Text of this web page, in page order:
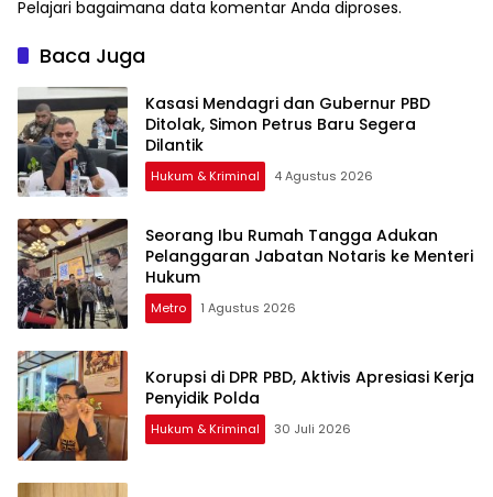
Pelajari bagaimana data komentar Anda diproses.
Baca Juga
Kasasi Mendagri dan Gubernur PBD
Ditolak, Simon Petrus Baru Segera
Dilantik
Hukum & Kriminal 4 Agustus 2026
Seorang Ibu Rumah Tangga Adukan
Pelanggaran Jabatan Notaris ke Menteri
Hukum
Metro 1 Agustus 2026
Korupsi di DPR PBD, Aktivis Apresiasi Kerja
Penyidik Polda
Hukum & Kriminal 30 Juli 2026